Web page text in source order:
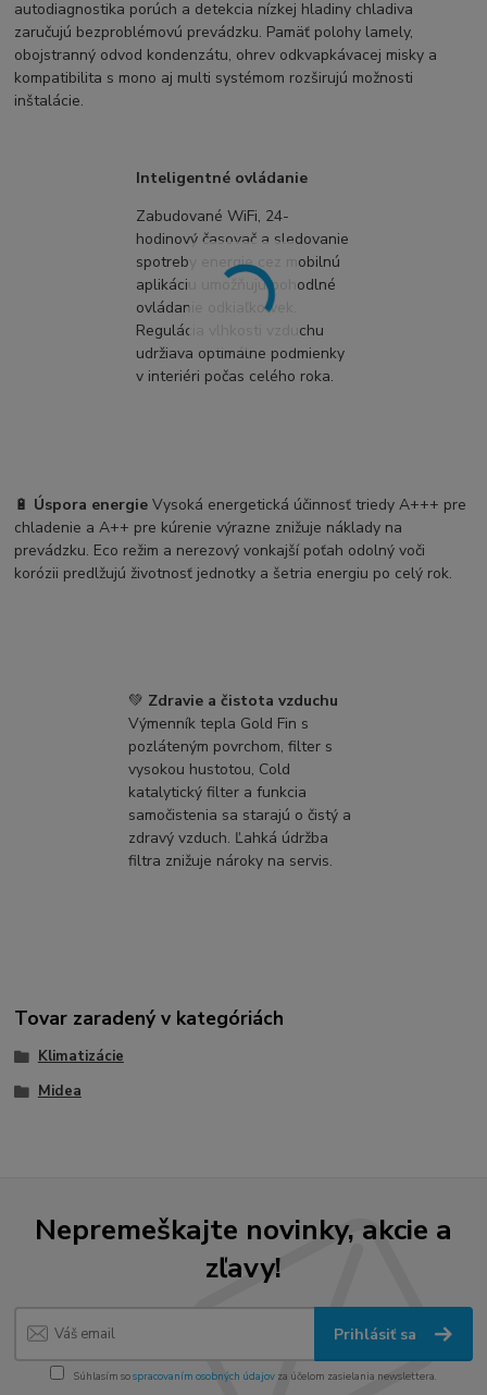
autodiagnostika porúch a detekcia nízkej hladiny chladiva
zaručujú bezproblémovú prevádzku. Pamäť polohy lamely,
obojstranný odvod kondenzátu, ohrev odkvapkávacej misky a
kompatibilita s mono aj multi systémom rozširujú možnosti
inštalácie.
Inteligentné ovládanie
Zabudované WiFi, 24-
hodinový časovač a sledovanie
spotreby energie cez mobilnú
aplikáciu umožňujú pohodlné
ovládanie odkiaľkoľvek.
Regulácia vlhkosti vzduchu
udržiava optimálne podmienky
v interiéri počas celého roka.
🔋 Úspora energie Vysoká energetická účinnosť triedy A+++ pre
chladenie a A++ pre kúrenie výrazne znižuje náklady na
prevádzku. Eco režim a nerezový vonkajší poťah odolný voči
korózii predlžujú životnosť jednotky a šetria energiu po celý rok.
💚 Zdravie a čistota vzduchu
Výmenník tepla Gold Fin s
pozláteným povrchom, filter s
vysokou hustotou, Cold
katalytický filter a funkcia
samočistenia sa starajú o čistý a
zdravý vzduch. Ľahká údržba
filtra znižuje nároky na servis.
Tovar zaradený v kategóriách
Klimatizácie
Midea
Nepremeškajte novinky, akcie a
zľavy!
Prihlásiť sa
Súhlasím sospracovaním osobných údajov za účelom zasielania newslettera.